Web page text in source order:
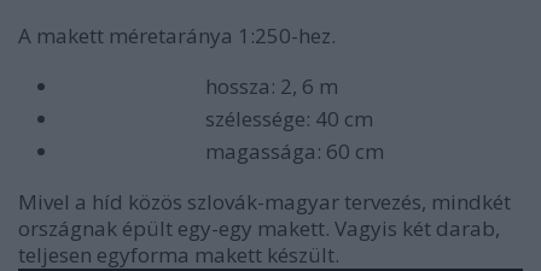
A makett méretaránya 1:250-hez.
hossza: 2, 6 m
szélessége: 40 cm
magassága: 60 cm
Mivel a híd közös szlovák-magyar tervezés, mindkét
országnak épült egy-egy makett. Vagyis két darab,
teljesen egyforma makett készült.